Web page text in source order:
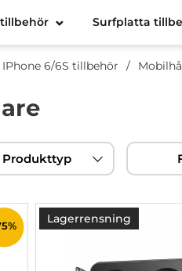
Surfplatta
IPhone 6/6S tillbehör
Produkttyp
Lagerrensning